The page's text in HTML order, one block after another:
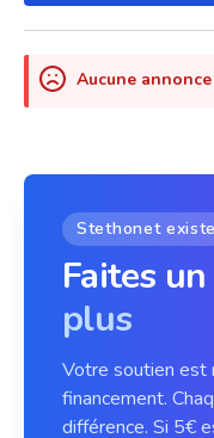
Aucune
Stethonet
Faites
plus
Votre soutien est
financement.
différence. Si 5€